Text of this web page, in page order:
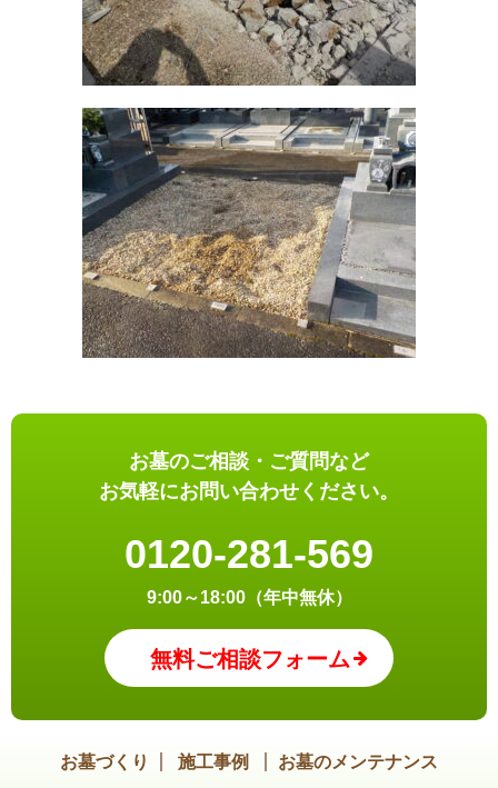
お墓のご相談・ご質問など
お気軽にお問い合わせください。
0120-281-569
9:00～18:00（年中無休）
無料ご相談フォーム
お墓づくり 施工事例 お墓のメンテナンス